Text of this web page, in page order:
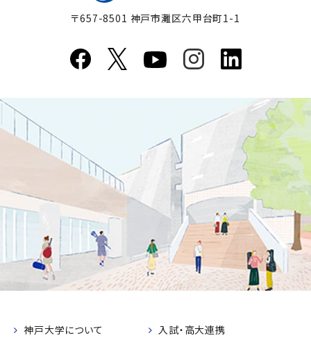
〒657-8501 神戸市灘区六甲台町1-1
神戸大学について
入試・高大連携